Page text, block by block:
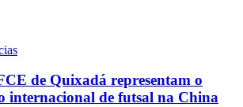
de Quixadá representam o
internacional de futsal na China